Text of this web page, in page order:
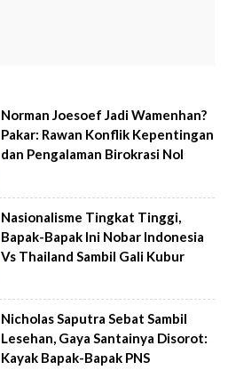
Norman Joesoef Jadi Wamenhan?
Pakar: Rawan Konflik Kepentingan
dan Pengalaman Birokrasi Nol
Nasionalisme Tingkat Tinggi,
Bapak-Bapak Ini Nobar Indonesia
Vs Thailand Sambil Gali Kubur
Nicholas Saputra Sebat Sambil
Lesehan, Gaya Santainya Disorot:
Kayak Bapak-Bapak PNS